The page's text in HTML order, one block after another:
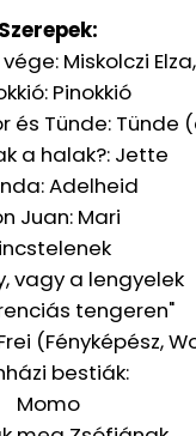
Szerepek:
Miskolczi
Pinokkió
és Tünde: Tünde
a halak?: Jette
Adelheid
Juan: Mari
vagy a lengyelek
tengeren"
(Fényképész,
bestiák:
Momo